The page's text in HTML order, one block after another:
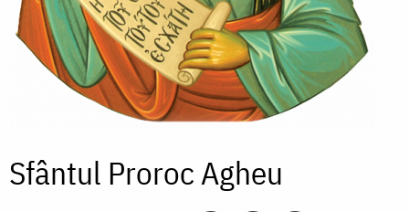
Sfântul Proroc Agheu